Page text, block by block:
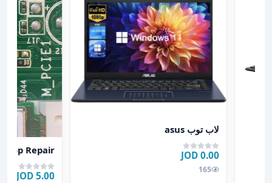
عرض تفاصيل لاب توب asus
لاب توب asus
0.00 JOD
165
عرض تفاصيل laptop Repair
Repair
5.00 JOD